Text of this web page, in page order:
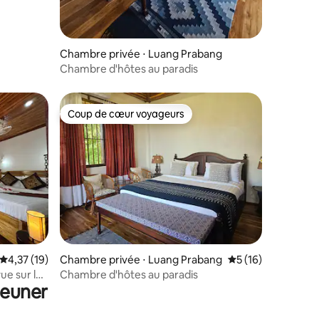
Chambre privée ⋅ Luang Prabang
Chambre d'hôtes au paradis
: 4,72 sur 5
Évaluation moyenne sur la base de 19 commentaires : 4,37 sur 5
4,37 (19)
sur la
Coup de cœur voyageurs
Coup de cœur voyageurs
Chambre privée ⋅ Luang Prabang Évaluation
5 (16)
Chambre d'hôtes au paradis